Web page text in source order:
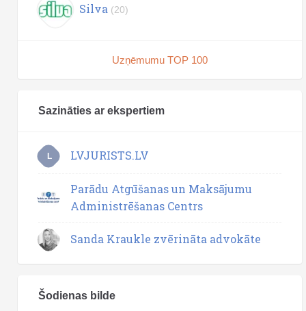
Silva (20)
Uzņēmumu TOP 100
Sazināties ar ekspertiem
L LVJURISTS.LV
Parādu Atgūšanas un Maksājumu
Administrēšanas Centrs
Sanda Kraukle zvērināta advokāte
Šodienas bilde